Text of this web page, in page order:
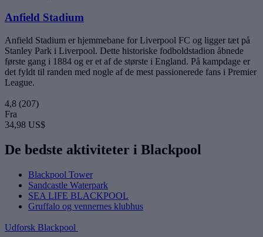
Anfield Stadium
Anfield Stadium er hjemmebane for Liverpool FC og ligger tæt på
Stanley Park i Liverpool. Dette historiske fodboldstadion åbnede
første gang i 1884 og er et af de største i England. På kampdage er
det fyldt til randen med nogle af de mest passionerede fans i Premier
League.
4,8 (207)
Fra
34,98 US$
De bedste aktiviteter i Blackpool
Blackpool Tower
Sandcastle Waterpark
SEA LIFE BLACKPOOL
Gruffalo og vennernes klubhus
Udforsk Blackpool